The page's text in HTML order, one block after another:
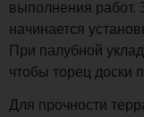
выполнения работ.
начинается
При палубной
чтобы торец доски
Для прочности